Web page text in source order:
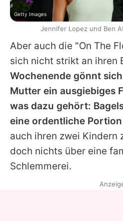
Aber auch die "On The
sich nicht strikt an ihren
Wochenende gönnt
Mutter ein ausgiebiges
was dazu gehört:
eine ordentliche
auch ihren zwei Kindern
doch nichts über eine
Schlemmerei.
Getty Images
Jennifer Lopez und Ben